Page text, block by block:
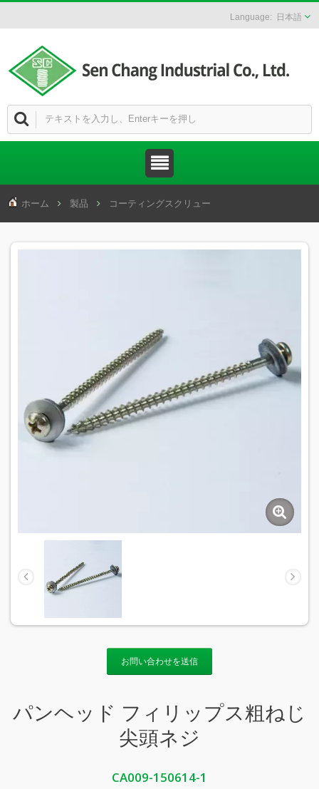
日本語
ホーム 製品 コーティングスクリュー
お問い合わせを送信
パンヘッド フィリップス粗ねじ
尖頭ネジ
CA009-150614-1